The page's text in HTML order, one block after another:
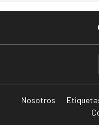
Nosotros